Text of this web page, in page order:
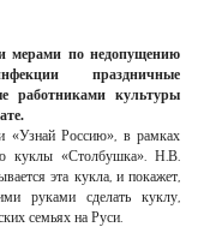
мерами по недопущению
праздничные
работниками культуры
«Узнай Россию», в рамках
куклы «Столбушка». Н.В.
эта кукла, и покажет,
руками сделать куклу,
семьях на Руси.